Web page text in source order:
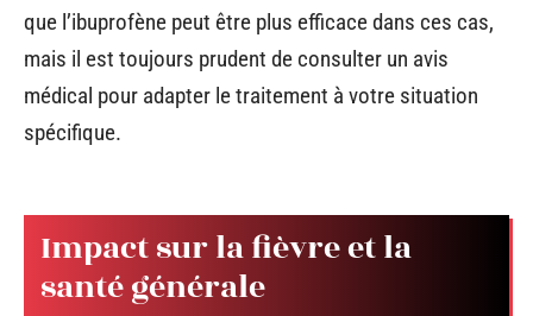
que l’ibuprofène peut être plus efficace dans ces cas,
mais il est toujours prudent de consulter un avis
médical pour adapter le traitement à votre situation
spécifique.
Impact sur la fièvre et la
santé générale